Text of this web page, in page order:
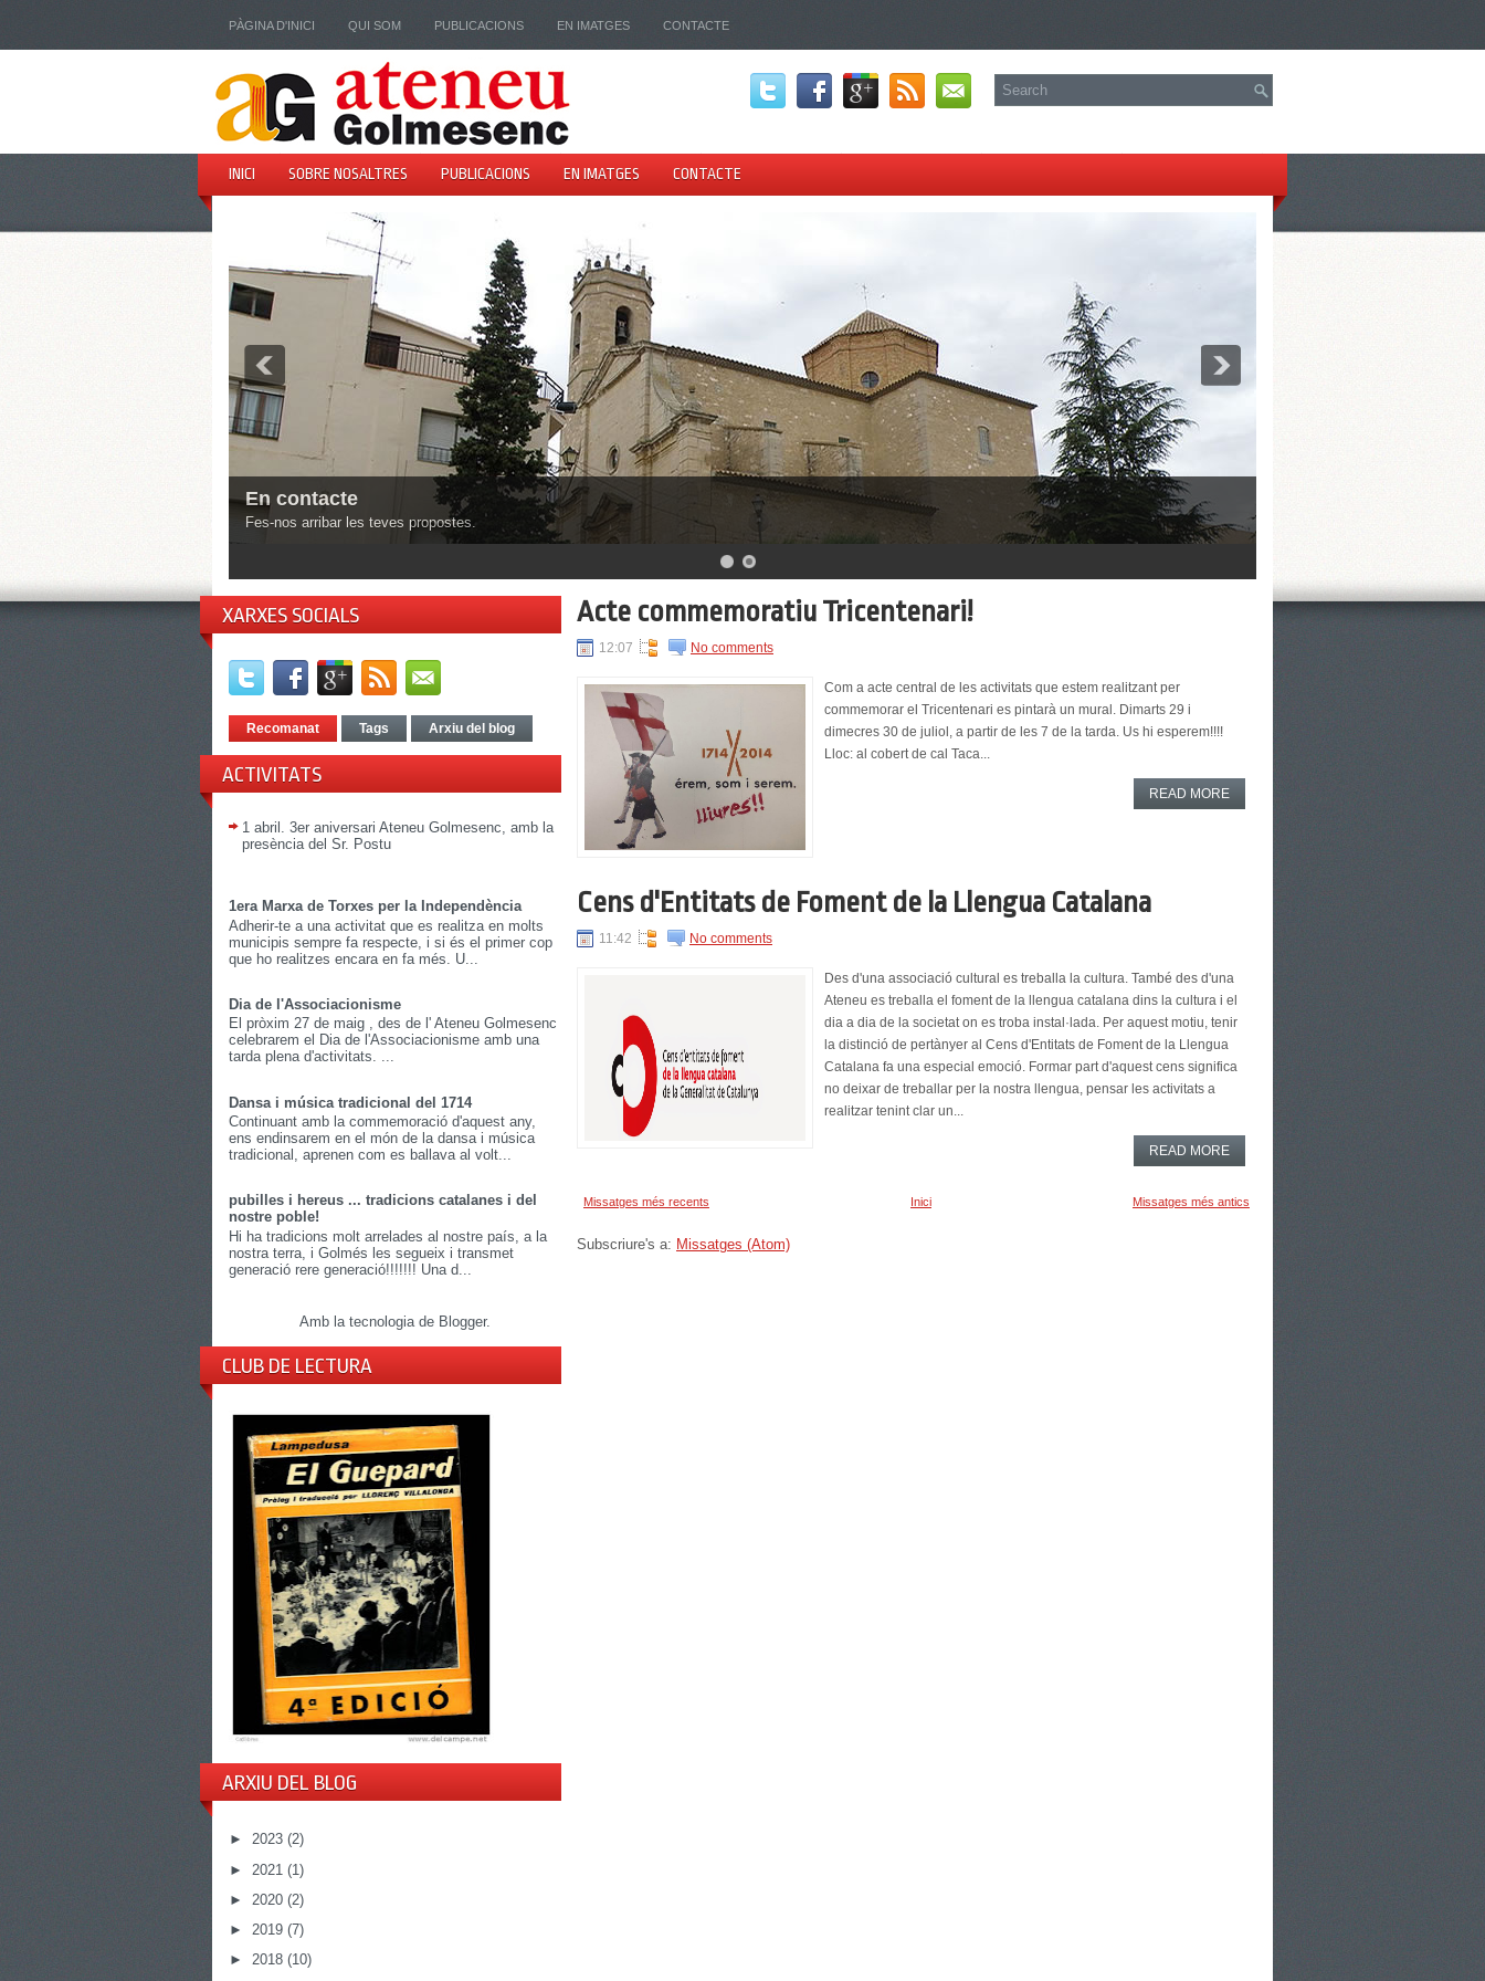
PÀGINA D'INICI QUI SOM PUBLICACIONS EN IMATGES CONTACTE
INICI SOBRE NOSALTRES PUBLICACIONS EN IMATGES CONTACTE
En contacte
Fes-nos arribar les teves propostes.
XARXES SOCIALS
Recomanat Tags Arxiu del blog
ACTIVITATS
1 abril. 3er aniversari Ateneu Golmesenc, amb la
presència del Sr. Postu
1era Marxa de Torxes per la Independència
Adherir-te a una activitat que es realitza en molts
municipis sempre fa respecte, i si és el primer cop
que ho realitzes encara en fa més. U...
Dia de l'Associacionisme
El pròxim 27 de maig , des de l' Ateneu Golmesenc
celebrarem el Dia de l'Associacionisme amb una
tarda plena d'activitats. ...
Dansa i música tradicional del 1714
Continuant amb la commemoració d'aquest any,
ens endinsarem en el món de la dansa i música
tradicional, aprenen com es ballava al volt...
pubilles i hereus ... tradicions catalanes i del
nostre poble!
Hi ha tradicions molt arrelades al nostre país, a la
nostra terra, i Golmés les segueix i transmet
generació rere generació!!!!!!! Una d...
Amb la tecnologia de Blogger.
CLUB DE LECTURA
ARXIU DEL BLOG
► 2023 (2)
► 2021 (1)
► 2020 (2)
► 2019 (7)
► 2018 (10)
Acte commemoratiu Tricentenari!
12:07 No comments
Com a acte central de les activitats que estem realitzant per
commemorar el Tricentenari es pintarà un mural. Dimarts 29 i
dimecres 30 de juliol, a partir de les 7 de la tarda. Us hi esperem!!!!
Lloc: al cobert de cal Taca...
READ MORE
Cens d'Entitats de Foment de la Llengua Catalana
11:42 No comments
Des d'una associació cultural es treballa la cultura. També des d'una
Ateneu es treballa el foment de la llengua catalana dins la cultura i el
dia a dia de la societat on es troba instal·lada. Per aquest motiu, tenir
la distinció de pertànyer al Cens d'Entitats de Foment de la Llengua
Catalana fa una especial emoció. Formar part d'aquest cens significa
no deixar de treballar per la nostra llengua, pensar les activitats a
realitzar tenint clar un...
READ MORE
Missatges més recents Missatges més antics
Inici
Subscriure's a: Missatges (Atom)